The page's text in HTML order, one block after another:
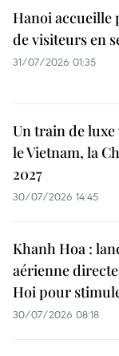
Hanoi accueille
de visiteurs en
31/07/2026 01:35
Un train de luxe
le Vietnam, la
2027
30/07/2026 14:45
Khanh Hoa :
aérienne
Hoi pour
30/07/2026 08:18